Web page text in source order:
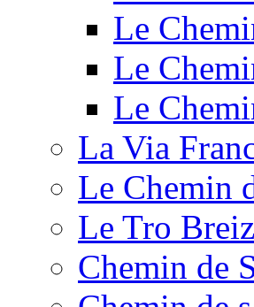
Le
Le
Le
La Via
Le Chemin
Le Tro
Chemin de